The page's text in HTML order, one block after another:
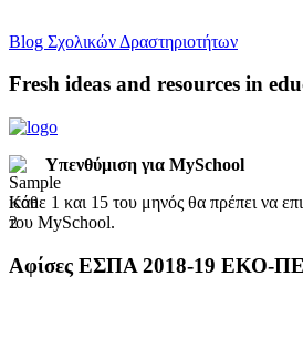
Blog Σχολικών Δραστηριοτήτων
Fresh ideas and resources in
Υπενθύμιση για MySchool
Κάθε 1 και 15 του μηνός θα πρέπει να
του MySchool.
Αφίσες ΕΣΠΑ 2018-19 ΕΚΟ-